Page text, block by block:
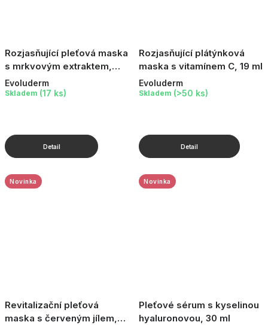
Rozjasňující pleťová maska
s mrkvovým extraktem,
150 ml
Evoluderm
Skladem (17 ks)
Rozjasňující plátýnková
maska s vitamínem C, 19 ml
Evoluderm
Skladem (>50 ks)
Revitalizační pleťová
maska s červeným jílem,
Novinka
Pleťové sérum s kyselinou
hyaluronovou, 30 ml
Novinka